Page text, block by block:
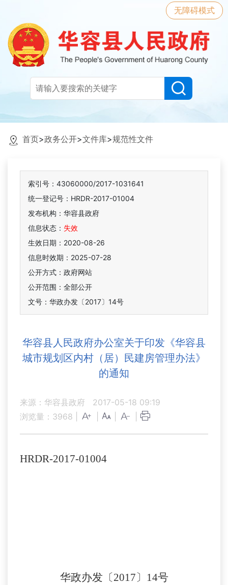
无障碍模式
首页>政务公开>文件库>规范性文件
索引号：43060000/2017-1031641
统一登记号：HRDR-2017-01004
发布机构：华容县政府
信息状态： 失效
生效日期：2020-08-26
信息时效期： 2025-07-28
公开方式：政府网站
公开范围：全部公开
文号：华政办发〔2017〕14号
华容县人民政府办公室关于印发《华容县
城市规划区内村（居）民建房管理办法》
的通知
来源：华容县政府
2017-05-18 09:19
浏览量： 3968
HRDR-2017-01004
华政办发〔2017〕14号